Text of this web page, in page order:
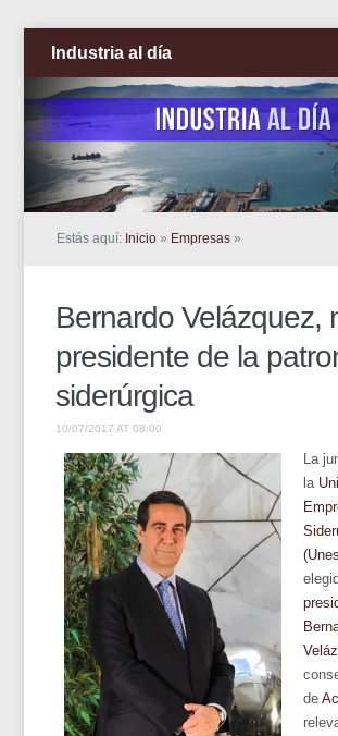
Industria al día
Estás aquí: Inicio » Empresas »
Bernardo Velázquez,
presidente de la
siderúrgica
10/07/2017 AT 08:00
La
la
de